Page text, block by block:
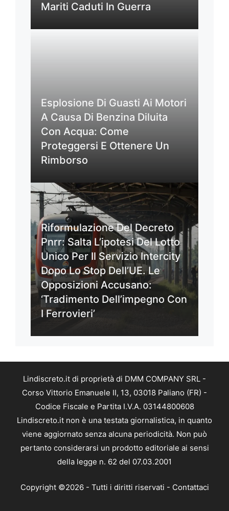
Mariti Caduti In Guerra
Esplosione Di Guasti Ai Motori
A Causa Di Benzina Diluita
Con Acqua: Come
Proteggersi E Ottenere Un
Rimborso
Riformulazione Del Decreto
Pnrr: Salta L’ipotesi Del Lotto
Unico Per Il Servizio Intercity
Dopo Lo Stop Dell’UE. Le
Opposizioni Accusano:
‘Tradimento Dell’impegno Con
I Ferrovieri’
Lindiscreto.it di proprietà di DMM COMPANY SRL -
Corso Vittorio Emanuele II, 13, 03018 Paliano (FR) -
Codice Fiscale e Partita I.V.A. 03144800608
Lindiscreto.it non è una testata giornalistica, in quanto
viene aggiornato senza alcuna periodicità. Non può
pertanto considerarsi un prodotto editoriale ai sensi
della legge n. 62 del 07.03.2001
Copyright ©2026 - Tutti i diritti riservati - Contattaci